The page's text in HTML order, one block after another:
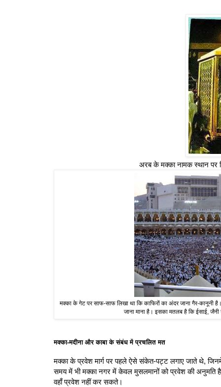
अरब के मक्का नामक स्थान पर
मक्का के गेट पर साफ-साफ लिखा था कि काफिरों का अंदर जाना गैर-कानूनी
जाना माना है। इसका मतलब है कि ईसाई,
मक्का-मदीना और काबा के संबंध में प्रचलित मत
मक्का के प्रवेश मार्ग पर पहले ऐसे संकेत-पट्ट लगाए जाते थे, जिनमें
समय में भी मक्का नगर में केवल मुसलमानों को प्रवेश की अनुमति
वहाँ प्रवेश नहीं कर सकते।